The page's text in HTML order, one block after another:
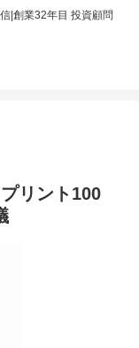
|創業32年目 投資顧問
リント100